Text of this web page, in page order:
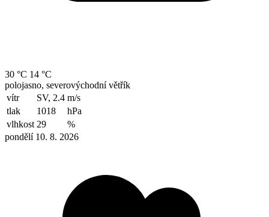
30 °C 14 °C
polojasno, severovýchodní větřík
vítr
SV, 2.4 m/s
tlak
1018
hPa
vlhkost 29
%
pondělí 10. 8. 2026